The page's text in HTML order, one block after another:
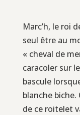
Marc’h, le roi
seul être au
« cheval de
caracoler sur
bascule
blanche
de ce roitelet